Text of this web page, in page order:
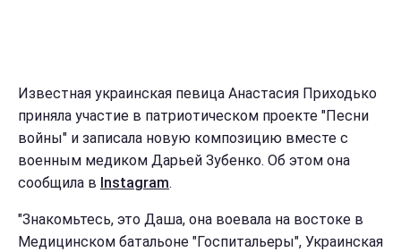
Известная украинская певица Анастасия Приходько
приняла участие в патриотическом проекте "Песни
войны" и записала новую композицию вместе с
военным медиком Дарьей Зубенко. Об этом она
сообщила в Instagram.
"Знакомьтесь, это Даша, она воевала на востоке в
Медицинском батальоне "Госпитальеры", Украинская